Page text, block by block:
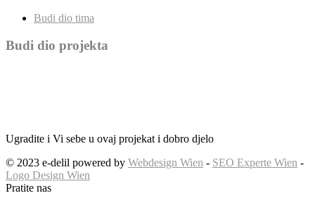
Budi dio tima
Budi dio projekta
Ugradite i Vi sebe u ovaj projekat i dobro djelo
© 2023 e-delil powered by Webdesign Wien - SEO Experte Wien -
Logo Design Wien
Pratite nas